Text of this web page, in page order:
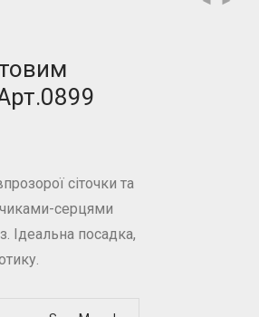
сіточки та
серцями
Ідеальна посадка,